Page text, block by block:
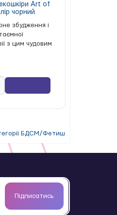
Art of
чорний
збудження і
з цим чудовим
БДСМ/Фетиш
Підписатись